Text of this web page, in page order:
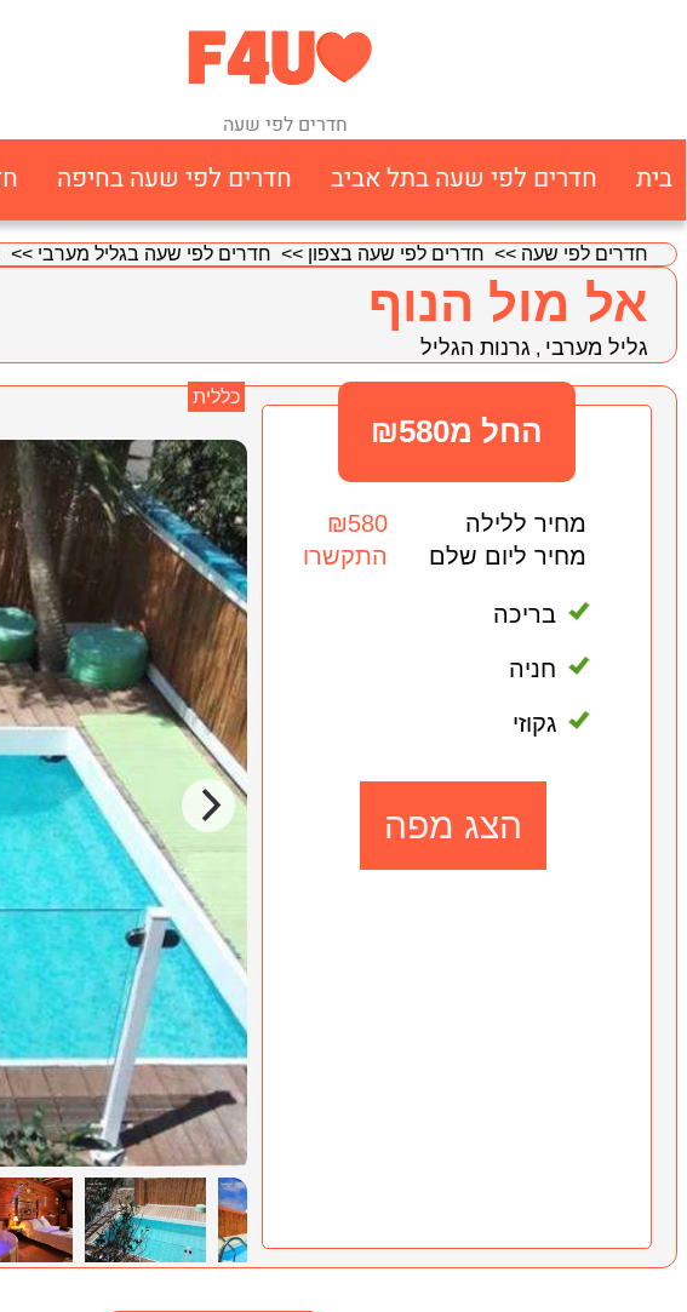
חדרים לפי שעה
בית חדרים לפי שעה בתל אביב חדרים לפי שעה בחיפה
חדרים לפי שעה >> חדרים לפי שעה בצפון >> חדרים לפי שעה בגליל מערבי >>
אל מול הנוף
גליל מערבי , גרנות הגליל
החל מ₪580
מחיר ללילה
₪580
מחיר ליום שלם
התקשרו
בריכה
חניה
גקוזי
הצג מפה
כללית